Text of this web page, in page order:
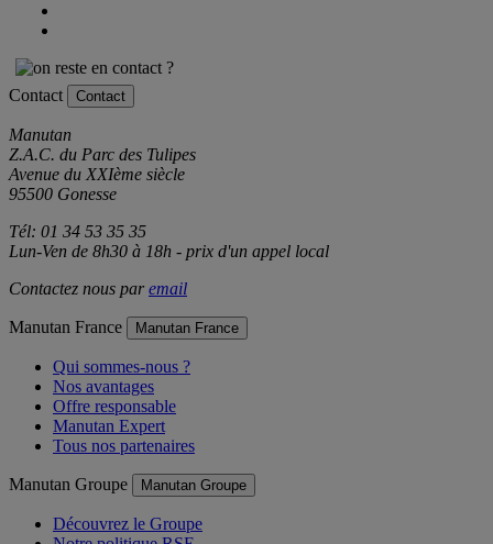
Contact Contact
Manutan
Z.A.C. du Parc des Tulipes
Avenue du XXIème siècle
95500 Gonesse
Tél: 01 34 53 35 35
Lun-Ven de 8h30 à 18h - prix d'un appel local
Contactez nous paremail
Manutan France Manutan France
Qui sommes-nous ?
Nos avantages
Offre responsable
Manutan Expert
Tous nos partenaires
Manutan Groupe Manutan Groupe
Découvrez le Groupe